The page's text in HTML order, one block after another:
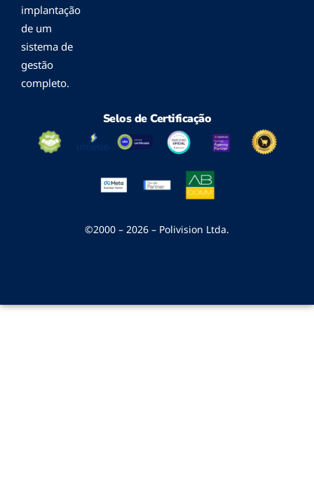
implantação
de um
sistema de
gestão
completo.
Selos de Certificação
©2000 – 2026 – Polivision Ltda.